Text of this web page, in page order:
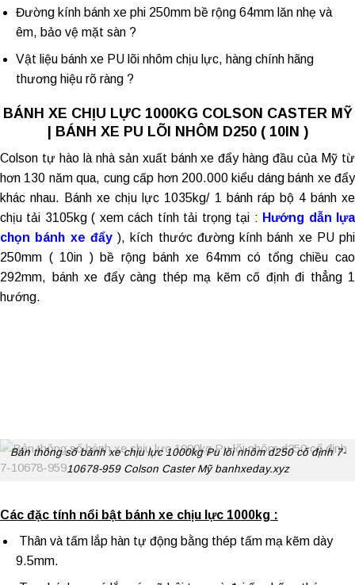
Đường kính bánh xe phi 250mm bề rộng 64mm lăn nhẹ và
êm, bảo vệ mặt sàn ?
Vật liệu bánh xe PU lõi nhômchịu lực, hàng chính hãng
thương hiệu rõ ràng ?
BÁNH XE CHỊU LỰC 1000KG COLSON CASTER MỸ
| BÁNH XE PU LÕI NHÔM D250 ( 10IN )
Colson tự hào là nhà sản xuất bánh xe đẩy hàng đầu của Mỹ từ
hơn 130 năm qua, cung cấp hơn 200.000 kiểu dáng bánh xe đẩy
khác nhau. Bánh xe chịu lực 1035kg/ 1 bánh ráp bộ 4 bánh xe
chịu tải 3105kg ( xem cách tính tải trọng tại : Hướng dẫn lựa
chọn bánh xe đẩy), kích thước đường kính bánh xe PU phi
250mm ( 10in ) bề rộng bánh xe 64mm có tổng chiều cao
292mm, bánh xe đẩy càng thép mạ kẽm cố định đi thẳng 1
hướng.
Bản thông số bánh xe chịu lực 1000kg Pu lõi nhôm d250 cố định 7-
10678-959 Colson Caster Mỹ banhxeday.xyz
Các đặc tính nổi bật bánh xe chịu lực 1000kg :
Thân và tấm lắp hàn tự động bằng thép tấm mạ kẽm dày
9.5mm.